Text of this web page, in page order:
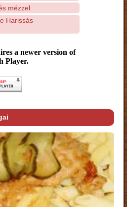
mézzel
Harissás
a newer version of
Player.